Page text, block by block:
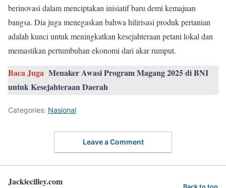
berinovasi dalam menciptakan inisiatif baru demi kemajuan
bangsa. Dia juga menegaskan bahwa hilirisasi produk pertanian
adalah kunci untuk meningkatkan kesejahteraan petani lokal dan
memastikan pertumbuhan ekonomi dari akar rumput.
Baca Juga Menaker Awasi Program Magang 2025 di BNI
untuk Kesejahteraan Daerah
Categories: Nasional
Leave a Comment
Jackiecilley.com